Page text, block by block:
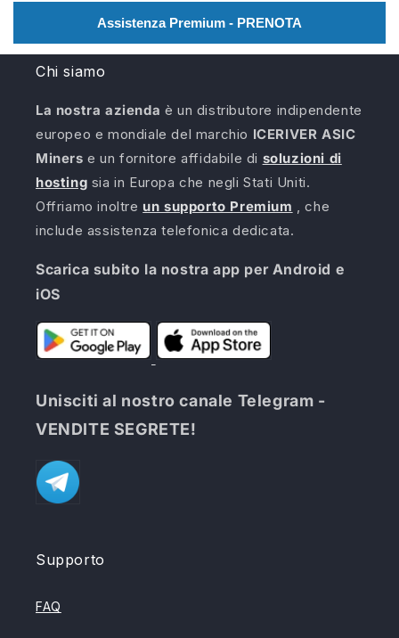
Assistenza Premium - PRENOTA
Chi siamo
La nostra azienda è un distributore indipendente
europeo e mondiale del marchio ICERIVER ASIC
Miners e un fornitore affidabile di soluzioni di
hosting sia in Europa che negli Stati Uniti.
Offriamo inoltre un supporto Premium , che
include assistenza telefonica dedicata.
Scarica subito la nostra app per Android e
iOS
Unisciti al nostro canale Telegram -
VENDITE SEGRETE!
Supporto
FAQ